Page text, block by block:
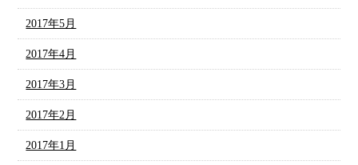
2017年5月
2017年4月
2017年3月
2017年2月
2017年1月